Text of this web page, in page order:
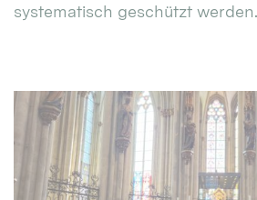
systematisch geschützt werden.